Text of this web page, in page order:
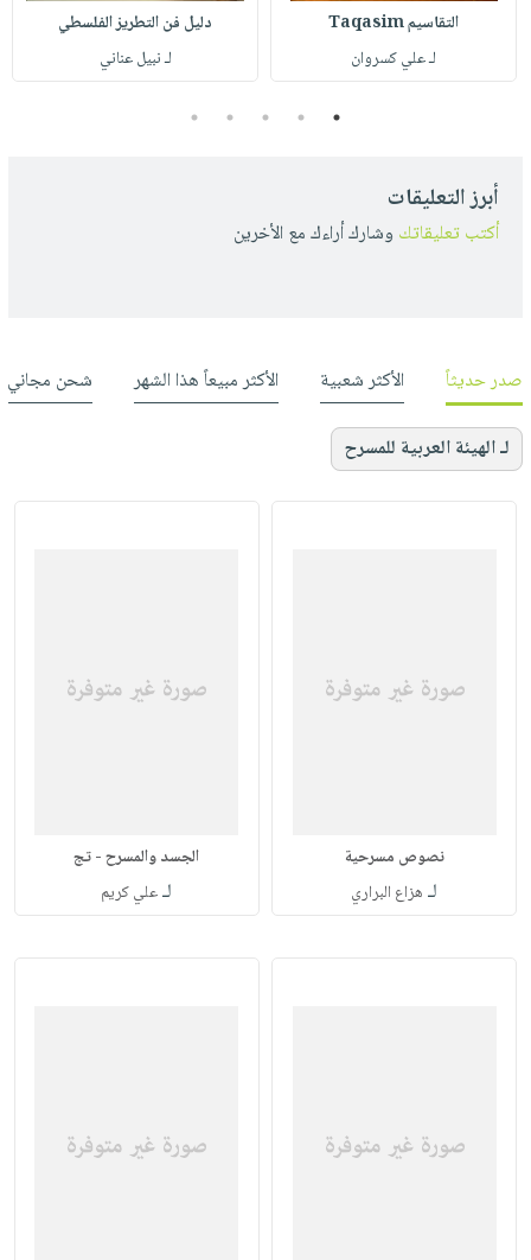
التقاسيم Taqasim
لـ علي كسروان
دليل فن التطريز الفلسطي
لـ نبيل عناني
1
2
3
4
5
أبرز التعليقات
أكتب تعليقاتك وشارك أراءك مع الأخرين
صدر حديثاً الأكثر شعبية الأكثر مبيعاً هذا الشهر شحن مجاني
لـ الهيئة العربية للمسرح
نصوص مسرحية
لـ هزاع البراري
الجسد والمسرح - تج
لـعلي كريم